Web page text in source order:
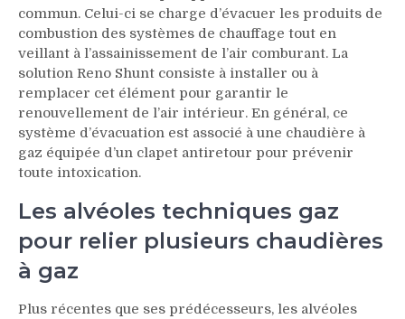
commun. Celui-ci se charge d’évacuer les produits de
combustion des systèmes de chauffage tout en
veillant à l’assainissement de l’air comburant. La
solution Reno Shunt consiste à installer ou à
remplacer cet élément pour garantir le
renouvellement de l’air intérieur. En général, ce
système d’évacuation est associé à une chaudière à
gaz équipée d’un clapet antiretour pour prévenir
toute intoxication.
Les alvéoles techniques gaz
pour relier plusieurs chaudières
à gaz
Plus récentes que ses prédécesseurs, les alvéoles